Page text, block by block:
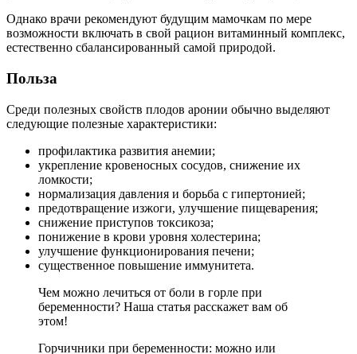
Однако врачи рекомендуют будущим мамочкам по мере
возможности включать в свой рацион витаминный комплекс,
естественно сбалансированный самой природой.
Польза
Среди полезных свойств плодов аронии обычно выделяют
следующие полезные характеристики:
профилактика развития анемии;
укрепление кровеносных сосудов, снижение их
ломкости;
нормализация давления и борьба с гипертонией;
предотвращение изжоги, улучшение пищеварения;
снижение приступов токсикоза;
понижение в крови уровня холестерина;
улучшение функционирования печени;
существенное повышение иммунитета.
Чем можно лечиться от боли в горле при
беременности? Наша статья расскажет вам об
этом!
Горчичники при беременности: можно или